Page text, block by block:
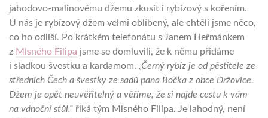
jahodovo-malinovému džemu zkusit i rybízový s kořením.
U nás je rybízový džem velmi oblíbený, ale chtěli jsme něco,
co ho odliší. Po krátkém telefonátu s Janem Heřmánkem
z Mlsného Filipa jsme se domluvili, že k němu přidáme
i sladkou švestku a kardamom. „Černý rybíz je od pěstitele ze
středních Čech a švestky ze sadů pana Bočka z obce Držovice.
Džem je opět neuvěřitelný a věříme, že si najde cestu k vám
na vánoční stůl.“ říká tým Mlsného Filipa. Je lahodný, není